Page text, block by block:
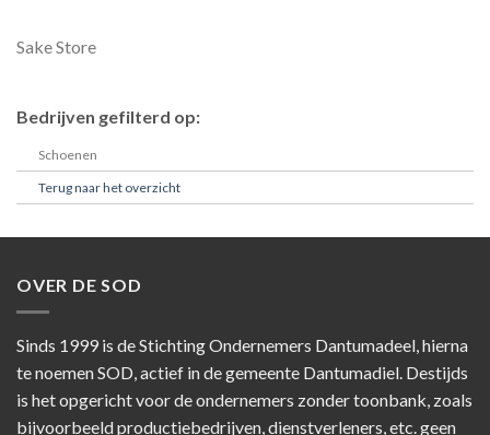
Sake Store
Bedrijven gefilterd op:
Schoenen
Terug naar het overzicht
OVER DE SOD
Sinds 1999 is de Stichting Ondernemers Dantumadeel, hierna
te noemen SOD, actief in de gemeente Dantumadiel. Destijds
is het opgericht voor de ondernemers zonder toonbank, zoals
bijvoorbeeld productiebedrijven, dienstverleners, etc. geen